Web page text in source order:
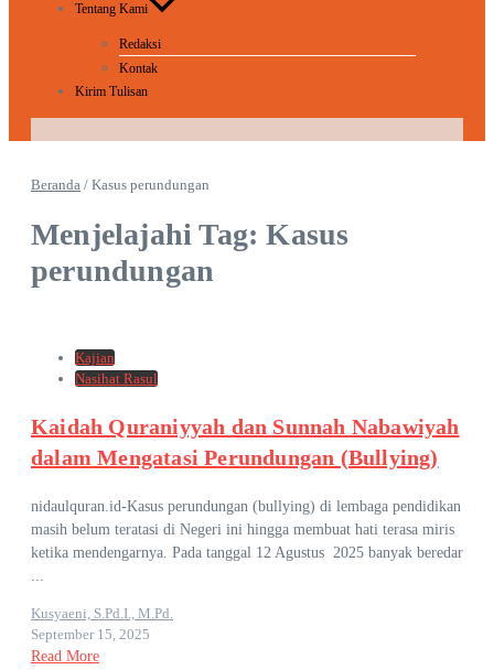
Tentang Kami
Redaksi
Kontak
Kirim Tulisan
Beranda / Kasus perundungan
Menjelajahi Tag: Kasus
perundungan
Kajian
Nasihat Rasul
Kaidah Quraniyyah dan Sunnah Nabawiyah
dalam Mengatasi Perundungan (Bullying)
nidaulquran.id-Kasus perundungan (bullying) di lembaga pendidikan
masih belum teratasi di Negeri ini hingga membuat hati terasa miris
ketika mendengarnya. Pada tanggal 12 Agustus 2025 banyak beredar
Kusyaeni, S.Pd.I., M.Pd.
September 15, 2025
Read More